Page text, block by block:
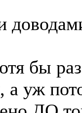
бы
а уж